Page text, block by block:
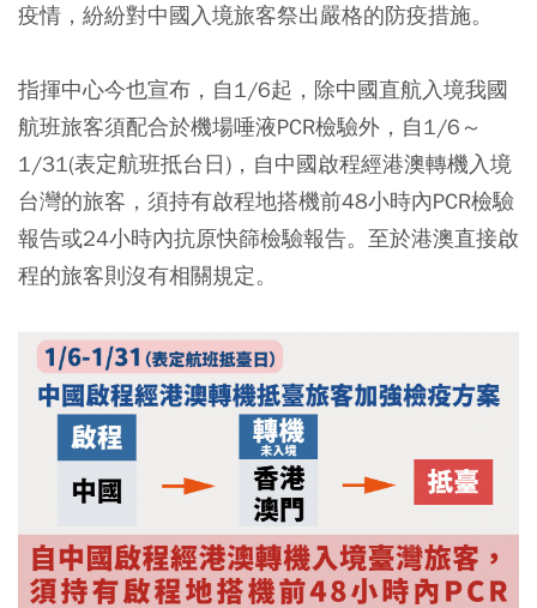
疫情，紛紛對中國入境旅客祭出嚴格的防疫措施。
指揮中心今也宣布，自1/6起，除中國直航入境我國
航班旅客須配合於機場唾液PCR檢驗外，自1/6～
1/31(表定航班抵台日)，自中國啟程經港澳轉機入境
台灣的旅客，須持有啟程地搭機前48小時內PCR檢驗
報告或24小時內抗原快篩檢驗報告。至於港澳直接啟
程的旅客則沒有相關規定。